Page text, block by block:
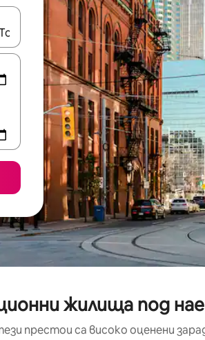
клавишите със стрелки нагоре и
жилища под
престои са високо оценени